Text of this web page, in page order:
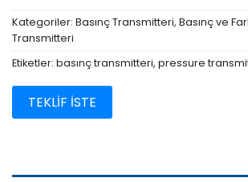
Kategoriler: Basınç Transmitteri, Basınç ve
Transmitteri
Etiketler: basınç transmitteri, pressure
TEKLİF İSTE